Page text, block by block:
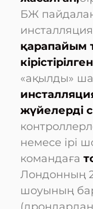
БЖ
қарапайым
«ақылды»
жүйелерді
немесе ірі
командаға
Лондонның
шоуының